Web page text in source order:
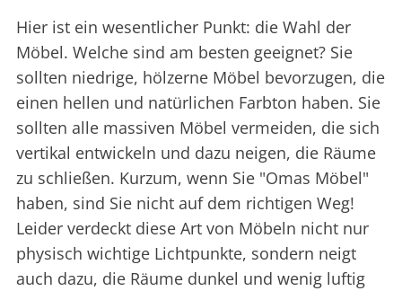
Hier ist ein wesentlicher Punkt: die Wahl der
Möbel. Welche sind am besten geeignet? Sie
sollten niedrige, hölzerne Möbel bevorzugen, die
einen hellen und natürlichen Farbton haben. Sie
sollten alle massiven Möbel vermeiden, die sich
vertikal entwickeln und dazu neigen, die Räume
zu schließen. Kurzum, wenn Sie "Omas Möbel"
haben, sind Sie nicht auf dem richtigen Weg!
Leider verdeckt diese Art von Möbeln nicht nur
physisch wichtige Lichtpunkte, sondern neigt
auch dazu, die Räume dunkel und wenig luftig